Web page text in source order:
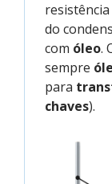
do
com óleo.
sempre
para
chaves).